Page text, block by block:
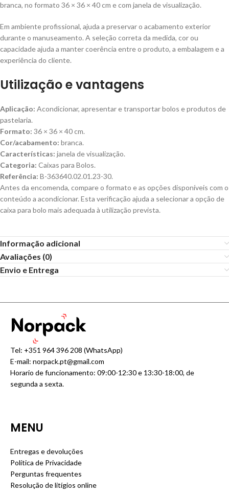
branca, no formato 36 × 36 × 40 cm e com janela de visualização.
Em ambiente profissional, ajuda a preservar o acabamento exterior
durante o manuseamento. A seleção correta da medida, cor ou
capacidade ajuda a manter coerência entre o produto, a embalagem e a
experiência do cliente.
Utilização e vantagens
Aplicação: Acondicionar, apresentar e transportar bolos e produtos de
pastelaria.
Formato: 36 × 36 × 40 cm.
Cor/acabamento: branca.
Características: janela de visualização.
Categoria: Caixas para Bolos.
Referência: B-363640.02.01.23-30.
Antes da encomenda, compare o formato e as opções disponíveis com o
conteúdo a acondicionar. Esta verificação ajuda a selecionar a opção de
caixa para bolo mais adequada à utilização prevista.
Informação adicional
Avaliações (0)
Envio e Entrega
Tel: +351 964 396 208 (WhatsApp)
E-mail: norpack.pt@gmail.com
Horario de funcionamento: 09:00-12:30 e 13:30-18:00, de
segunda a sexta.
MENU
Entregas e devoluções
Política de Privacidade
Perguntas frequentes
Resolução de litígios online